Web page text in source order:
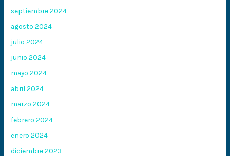
septiembre 2024
agosto 2024
julio 2024
junio 2024
mayo 2024
abril 2024
marzo 2024
febrero 2024
enero 2024
diciembre 2023